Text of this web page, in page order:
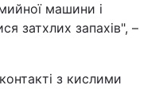
машини і
затхлих запахів", –
з кислими